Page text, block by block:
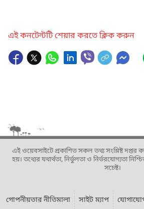
এই কনটেন্টটি শেয়ার করতে ক্লিক করুন
এই ওয়েবসাইটে প্রকাশিত সকল তথ্য সংশ্লিষ্ট দপ্তর
হয়। তথ্যের যথার্থতা, নির্ভুলতা ও নির্ভরযোগ্যতা
সচেষ্ট।
গোপনীয়তার নীতিমালা সাইট ম্যাপ